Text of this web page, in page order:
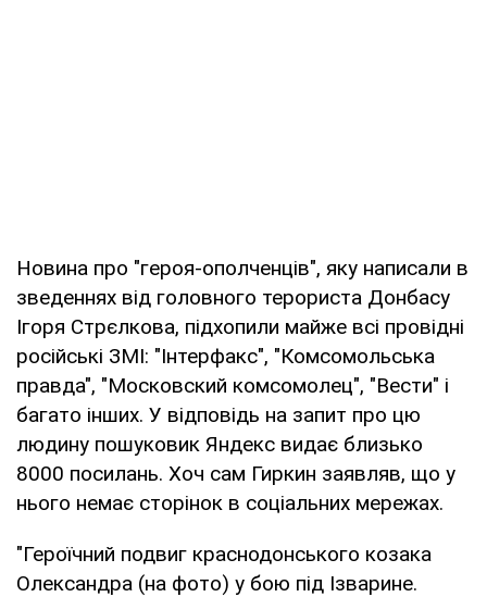
Новина про "героя-ополченців", яку написали в
зведеннях від головного терориста Донбасу
Ігоря Стрєлкова, підхопили майже всі провідні
російські ЗМІ: "Інтерфакс", "Комсомольська
правда", "Московский комсомолец", "Вести" і
багато інших. У відповідь на запит про цю
людину пошуковик Яндекс видає близько
8000 посилань. Хоч сам Гиркин заявляв, що у
нього немає сторінок в соціальних мережах.
"Героїчний подвиг краснодонського козака
Олександра (на фото) у бою під Ізварине.